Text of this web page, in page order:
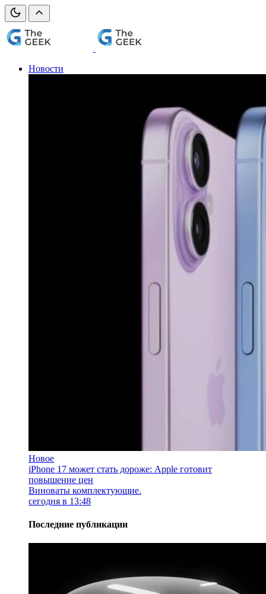
Новости
Новое
iPhone 17 может стать дороже: Apple готовит
повышение цен
Виноваты комплектующие.
сегодня в 13:48
Последние публикации